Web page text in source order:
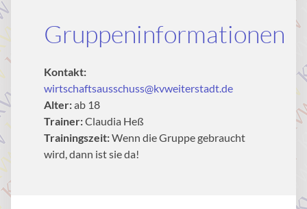
Gruppeninformationen
Kontakt:
wirtschaftsausschuss@kvweiterstadt.de
Alter:ab 18
Trainer:Claudia Heß
Trainingszeit:Wenn die Gruppe gebraucht
wird, dann ist sie da!